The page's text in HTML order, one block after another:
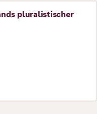
pluralistischer